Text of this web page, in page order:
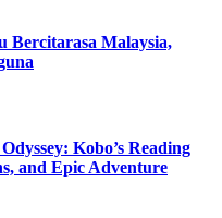
Bercitarasa Malaysia,
Kobo’s Reading
and Epic Adventure